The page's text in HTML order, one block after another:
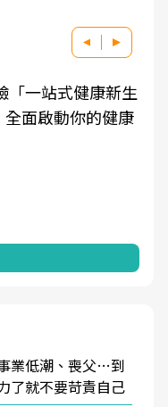
「一站式健康新生
面啟動你的健康
業低潮、喪父…到
了就不要苛責自己